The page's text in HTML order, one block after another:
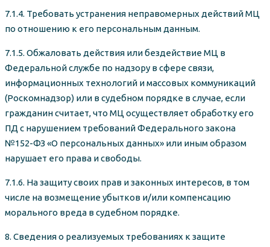
7.1.4. Требовать устранения неправомерных действий МЦ
по отношению к его персональным данным.
7.1.5. Обжаловать действия или бездействие МЦ в
Федеральной службе по надзору в сфере связи,
информационных технологий и массовых коммуникаций
(Роскомнадзор) или в судебном порядке в случае, если
гражданин считает, что МЦ осуществляет обработку его
ПД с нарушением требований Федерального закона
№152-ФЗ «О персональных данных» или иным образом
нарушает его права и свободы.
7.1.6. На защиту своих прав и законных интересов, в том
числе на возмещение убытков и/или компенсацию
морального вреда в судебном порядке.
8. Сведения о реализуемых требованиях к защите